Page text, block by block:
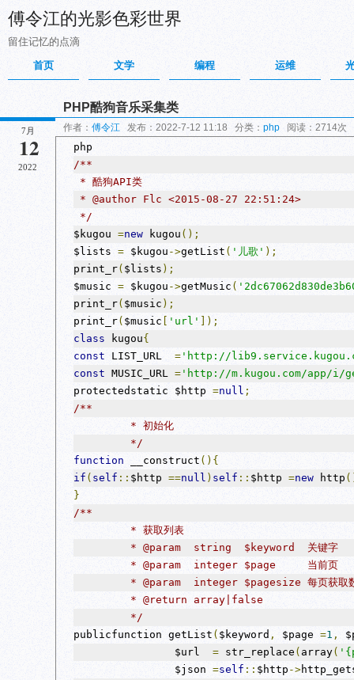
傅令江的光影色彩世界
留住记忆的点滴
首页
文学 编程 运维
7月
12
2022
PHP酷狗音乐采集类
作者： 傅令江 发布：2022-7-12 11:18 分类： php 阅读：2714次
php
/**
* 酷狗API类
* @author Flc <2015-08-27 22:51:24>
*/
$kugou =new kugou ();
$lists = $kugou ->getList ( '儿歌' );
print_r( $lists );
$music = $kugou ->getMusic (
print_r( $music );
print_r( $music 'url'
]);
class kugou{
const LIST_URL = 'http://
const MUSIC_URL = 'http://m.kugou.com/app/i/
protectedstatic $http =null ;
/**
	 * 初始化
	 */
function __construct (){
if ( self :: $http ==null ) self :: $http =new http
}
/**
	 * 获取列表
	 * @param  string  $keyword  关键字
	 * @param  integer $page     当前页
* @param  integer $pagesize 每页获取
	 * @return array|false
	 */
publicfunction getList ( $keyword , $page =1 ,
		$url
= str_replace ( array(
		$json
=self :: $http ->